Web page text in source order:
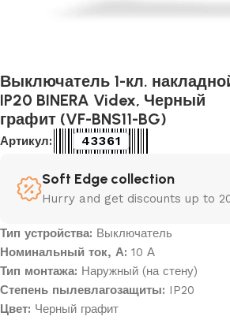
Выключатель 1-кл.
IP20 BINERA Videx, Черный
графит (VF-BNS11-BG)
Артикул: 43361
Soft Edge collection
Hurry and get discounts up to
Тип устройства: Выключатель
Номинальный ток, А: 10 А
Тип монтажа: Наружный (на стену)
Степень пылевлагозащиты: IP20
Цвет: Черный графит